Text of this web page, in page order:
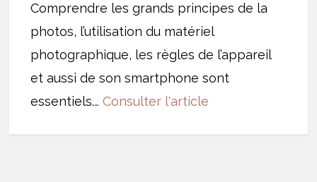
Comprendre les grands principes de la
photos, l’utilisation du matériel
photographique, les règles de l’appareil
et aussi de son smartphone sont
essentiels.…Consulter l'article